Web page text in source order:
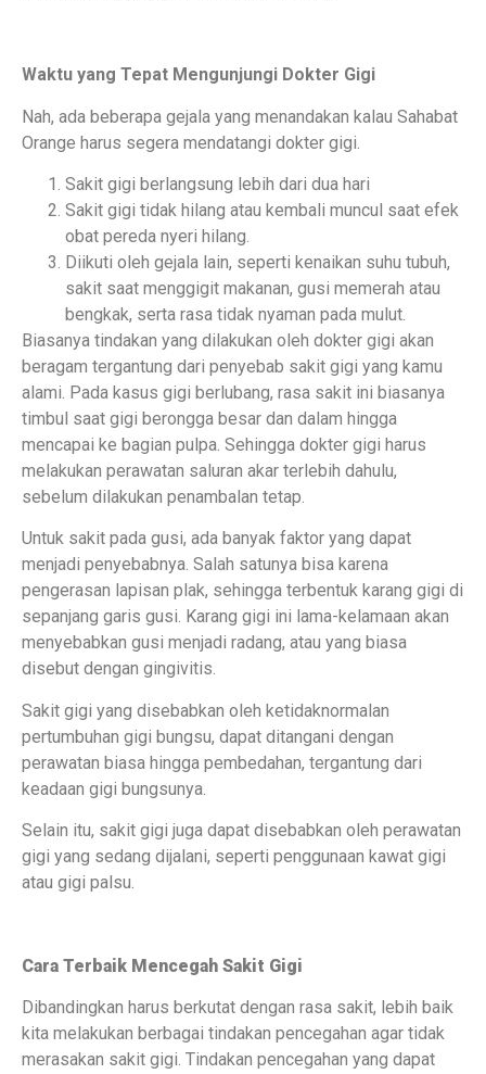
Waktu yang Tepat Mengunjungi Dokter Gigi
Nah, ada beberapa gejala yang menandakan kalau Sahabat
Orange harus segera mendatangi dokter gigi.
Sakit gigi berlangsung lebih dari dua hari
Sakit gigi tidak hilang atau kembali muncul saat efek
obat pereda nyeri hilang.
Diikuti oleh gejala lain, seperti kenaikan suhu tubuh,
sakit saat menggigit makanan, gusi memerah atau
bengkak, serta rasa tidak nyaman pada mulut.
Biasanya tindakan yang dilakukan oleh dokter gigi akan
beragam tergantung dari penyebab sakit gigi yang kamu
alami. Pada kasus gigi berlubang, rasa sakit ini biasanya
timbul saat gigi berongga besar dan dalam hingga
mencapai ke bagian pulpa. Sehingga dokter gigi harus
melakukan perawatan saluran akar terlebih dahulu,
sebelum dilakukan penambalan tetap.
Untuk sakit pada gusi, ada banyak faktor yang dapat
menjadi penyebabnya. Salah satunya bisa karena
pengerasan lapisan plak, sehingga terbentuk karang gigi di
sepanjang garis gusi. Karang gigi ini lama-kelamaan akan
menyebabkan gusi menjadi radang, atau yang biasa
disebut dengan gingivitis.
Sakit gigi yang disebabkan oleh ketidaknormalan
pertumbuhan gigi bungsu, dapat ditangani dengan
perawatan biasa hingga pembedahan, tergantung dari
keadaan gigi bungsunya.
Selain itu, sakit gigi juga dapat disebabkan oleh perawatan
gigi yang sedang dijalani, seperti penggunaan kawat gigi
atau gigi palsu.
Cara Terbaik Mencegah Sakit Gigi
Dibandingkan harus berkutat dengan rasa sakit, lebih baik
kita melakukan berbagai tindakan pencegahan agar tidak
merasakan sakit gigi. Tindakan pencegahan yang dapat